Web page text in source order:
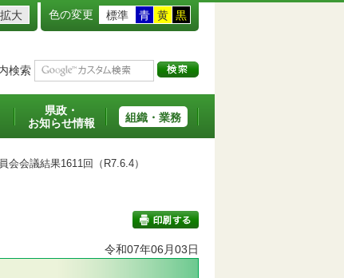
拡大 色の変更 標準 青 黄 黒
検索
県政・
お知らせ情報
組織・業務
会会議結果1611回（R7.6.4）
令和07年06月03日